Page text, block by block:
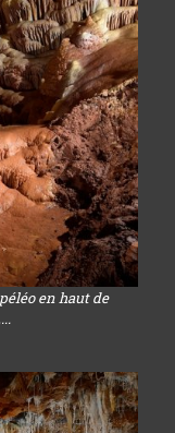
en haut de